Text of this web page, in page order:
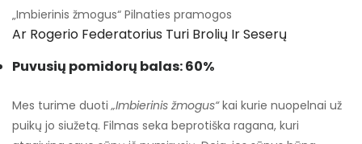
„Imbierinis žmogus“ Pilnaties pramogos
Ar Rogerio Federatorius Turi Brolių Ir Seserų
Puvusių pomidorų balas: 60%
Mes turime duoti„Imbierinis žmogus“kai kurie nuopelnai už
puikų jo siužetą. Filmas seka beprotiška ragana, kuri